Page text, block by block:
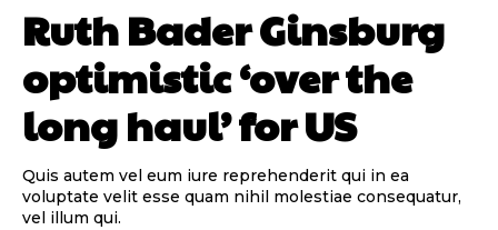
Ruth Bader Ginsburg
optimistic ‘over the
long haul’ for US
Quis autem vel eum iure reprehenderit qui in ea
voluptate velit esse quam nihil molestiae consequatur,
vel illum qui.